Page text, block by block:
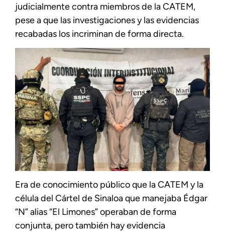
judicialmente contra miembros de la CATEM,
pese a que las investigaciones y las evidencias
recabadas los incriminan de forma directa.
Era de conocimiento público que la CATEM y la
célula del Cártel de Sinaloa que manejaba Édgar
“N” alias “El Limones” operaban de forma
conjunta, pero también hay evidencia